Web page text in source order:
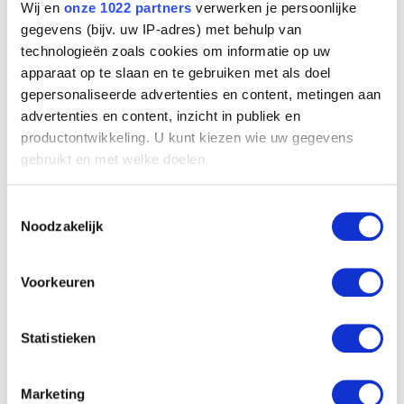
Wij en onze 1022 partners verwerken je persoonlijke
gegevens (bijv. uw IP-adres) met behulp van
technologieën zoals cookies om informatie op uw
apparaat op te slaan en te gebruiken met als doel
gepersonaliseerde advertenties en content, metingen aan
advertenties en content, inzicht in publiek en
productontwikkeling. U kunt kiezen wie uw gegevens
gebruikt en met welke doelen.
Informatie verzamelen over uw geografische
locatie, die tot een paar meter nauwkeurig kan zijn
scannen op specifieke eigenschappen (fingerprinting)
detailgedeeltein.
U kunt uw toestemming op elk moment wijzigen of
Noodzakelijk
Voorkeuren
Statistieken
Marketing
Laatste stralen
Jacques Maes